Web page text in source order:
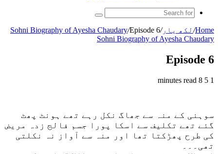
Search
for
Home
/لکھ یار/
Sohni Biography of Ayesha Chaudary/Episode 6
Sohni Biography of Ayesha Chaudary
Episode 6
1
8 minutes read
سوہنی کے منہ سے جھاگ نکل رہے تھے ہونٹ پھٹ
گئے تھے تکلیف سے اسکا پورا جسم فالج زدہ مریض
کی طرح پھڑکتا تھا اور منہ سے آواز نہ نکلتی
تھی۔۔۔